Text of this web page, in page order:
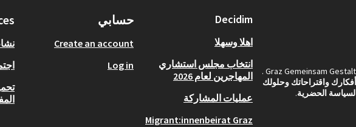
أفكارك واقتراحاتك وحلولك
السياسة الحضرية.
Decidim
اهلا وسهلا
انتخاب مجلس استشاري
المهاجرين لعام 2026
عمليات المشاركة
Migrant:innenbeirat Graz
حسابي
Create an account
Log in